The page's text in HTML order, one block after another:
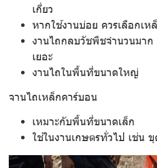
เกี่ยว
หากใช้งานบ่อย ควรเลือกเห
งานไถกลบวัชพืชจำนวนมาก
เยอะ
งานไถในพื้นที่ขนาดใหญ่
จานไถเหล็กคาร์บอน
เหมาะกับพื้นที่ขนาดเล็ก
ใช้ในงานเกษตรทั่วไป เช่น